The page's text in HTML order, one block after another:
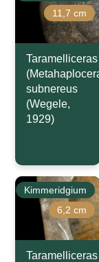
11,7 cm
Taramelliceras
subnereus
(Wegele,
1929)
Kimmeridgium
6,2 cm
Taramelliceras